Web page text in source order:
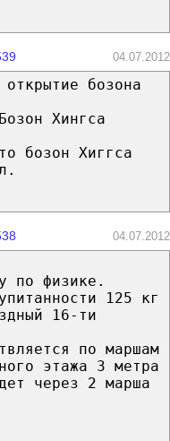
04.07.2012
бозона
Хингса
бозон Хиггса
04.07.2012
по физике.
125 кг
16-ти
по маршам
этажа 3 метра
через 2 марша